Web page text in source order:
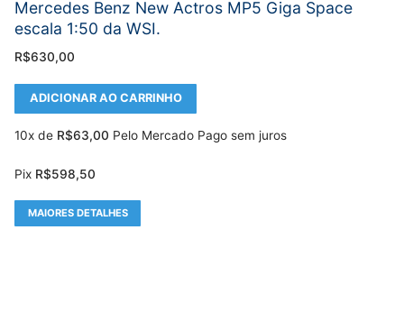
Mercedes Benz New Actros MP5 Giga Space
escala 1:50 da WSI.
R$630,00
ADICIONAR AO CARRINHO
10x de R$63,00 Pelo Mercado Pago sem juros
Pix R$598,50
MAIORES DETALHES